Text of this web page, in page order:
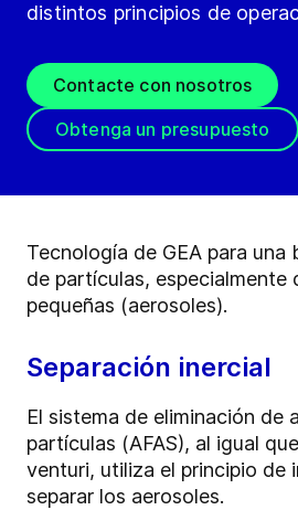
distintos principios de
Contacte con nosotros
Obtenga un presupuesto
Tecnología de GEA para una
de partículas, especialmente
pequeñas (aerosoles).
Separación inercial
El sistema de eliminación de
partículas (AFAS), al igual
venturi, utiliza el principio de
separar los aerosoles.